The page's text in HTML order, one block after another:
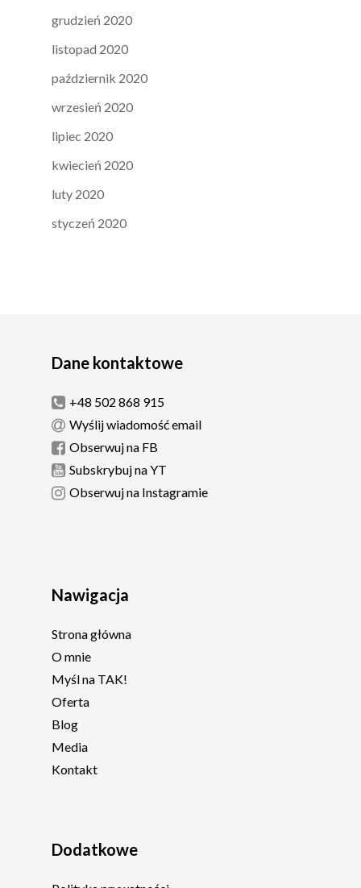
grudzień 2020
listopad 2020
październik 2020
wrzesień 2020
lipiec 2020
kwiecień 2020
luty 2020
styczeń 2020
Dane kontaktowe
+48 502 868 915
Wyślij wiadomość email
Obserwuj na FB
Subskrybuj na YT
Obserwuj na Instagramie
Nawigacja
Strona główna
O mnie
Myśl na TAK!
Oferta
Blog
Media
Kontakt
Dodatkowe